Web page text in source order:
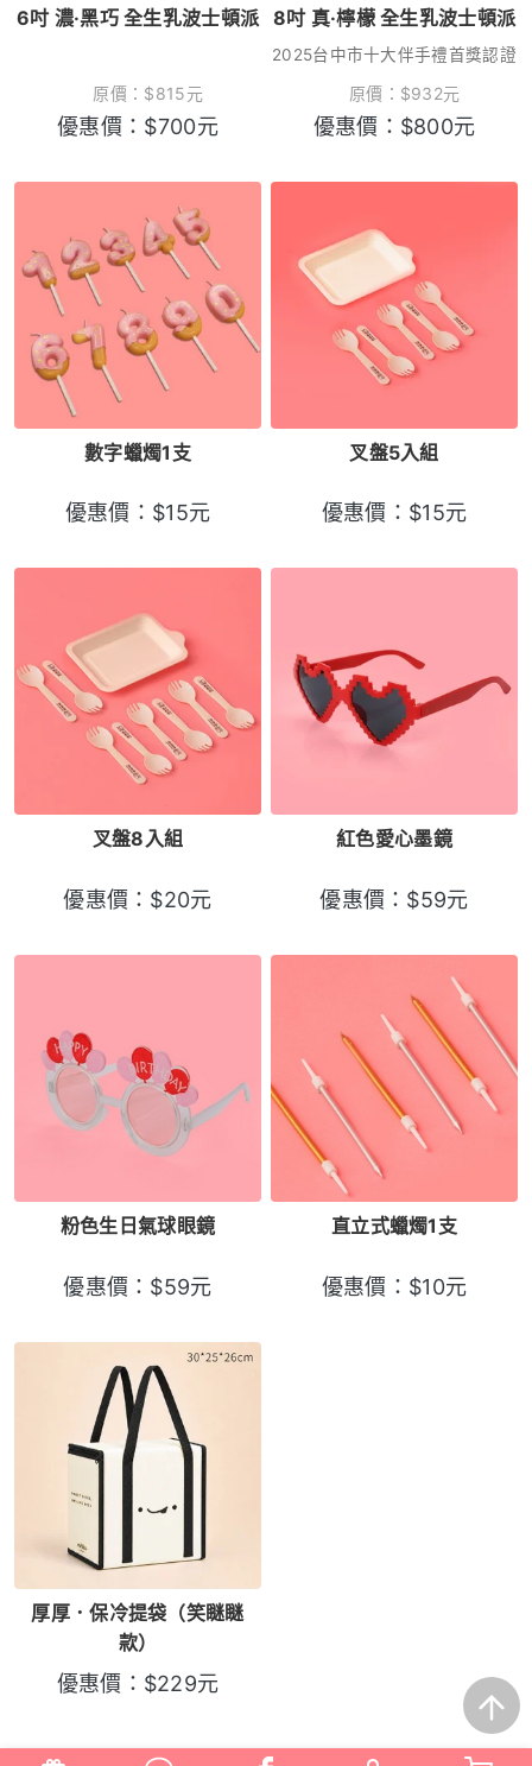
6吋 濃·黑巧 全生乳波士頓派
原價： $815元
優惠價： $700元
8吋 真·檸檬 全生乳波士頓派
2025台中市十大伴手禮首獎認證
原價： $932元
優惠價： $800元
數字蠟燭1支
優惠價： $15元
叉盤5入組
優惠價： $15元
叉盤8入組
優惠價： $20元
紅色愛心墨鏡
優惠價： $59元
粉色生日氣球眼鏡
優惠價： $59元
直立式蠟燭1支
優惠價： $10元
厚厚．保冷提袋（笑瞇瞇
款）
優惠價： $229元